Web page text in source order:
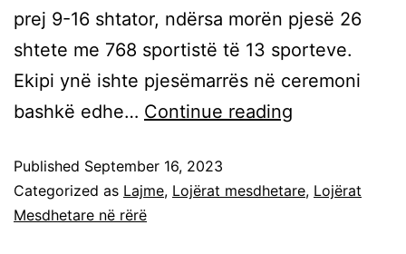
prej 9-16 shtator, ndërsa morën pjesë 26
shtete me 768 sportistë të 13 sporteve.
Ekipi ynë ishte pjesëmarrës në ceremoni
bashkë edhe… Continue reading
Published September 16, 2023
Categorized as Lajme, Lojërat mesdhetare, Lojërat
Mesdhetare në rërë